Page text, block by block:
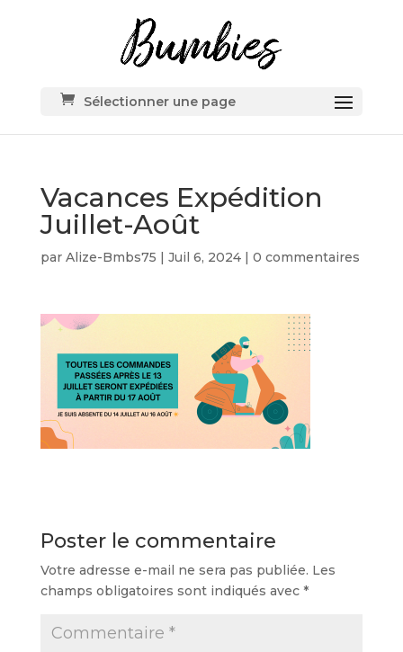
Sélectionner une page
Vacances Expédition
Juillet-Août
par Alize-Bmbs75 | Juil 6, 2024| 0 commentaires
Poster le commentaire
Votre adresse e-mail ne sera pas publiée. Les
champs obligatoires sont indiqués avec *